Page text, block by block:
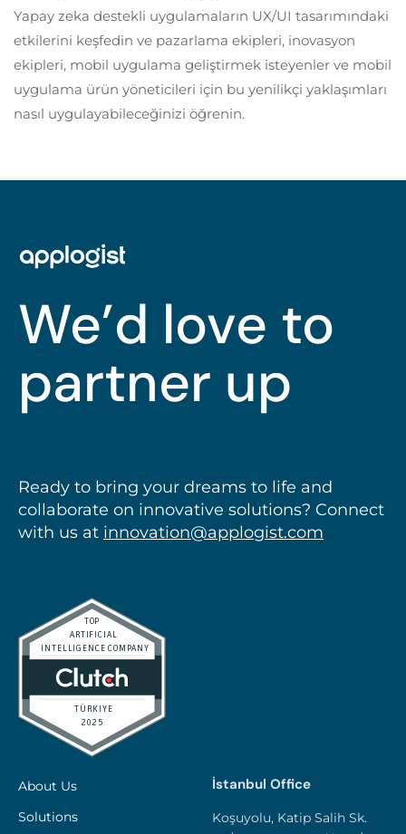
Yapay zeka destekli uygulamaların UX/UI tasarımındaki
etkilerini keşfedin ve pazarlama ekipleri, inovasyon
ekipleri, mobil uygulama geliştirmek isteyenler ve mobil
uygulama ürün yöneticileri için bu yenilikçi yaklaşımları
nasıl uygulayabileceğinizi öğrenin.
We’d love to
partner up
Ready to bring your dreams to life and
collaborate on innovative solutions? Connect
with us at innovation@applogist.com
About Us
Solutions
İstanbul Office
Koşuyolu, Katip Salih Sk.